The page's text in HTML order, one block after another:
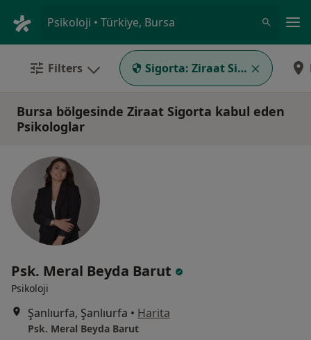
Psikoloji • Türkiye, Bursa
Filters Sigorta: Ziraat Sigorta
Bursa bölgesinde Ziraat Sigorta kabul eden
Psikologlar
Psk. Meral Beyda Barut
Psikoloji
Şanlıurfa, Şanlıurfa • Harita
Psk. Meral Beyda Barut